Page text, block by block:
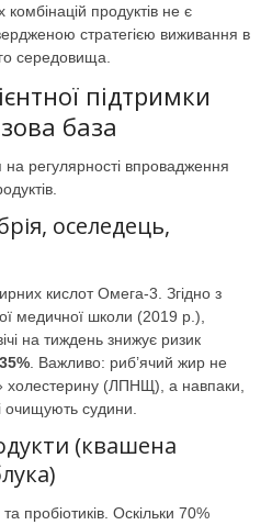
продуктів не є
стратегією виживання в
середовища.
підтримки
база
на регулярності впровадження
оселедець,
кислот Омега-3. Згідно з
медичної школи (2019 р.),
на тиждень знижує ризик
35% . Важливо: риб’ячий жир не
холестерину (ЛПНЩ), а навпаки,
судини.
(квашена
пробіотиків. Оскільки 70%